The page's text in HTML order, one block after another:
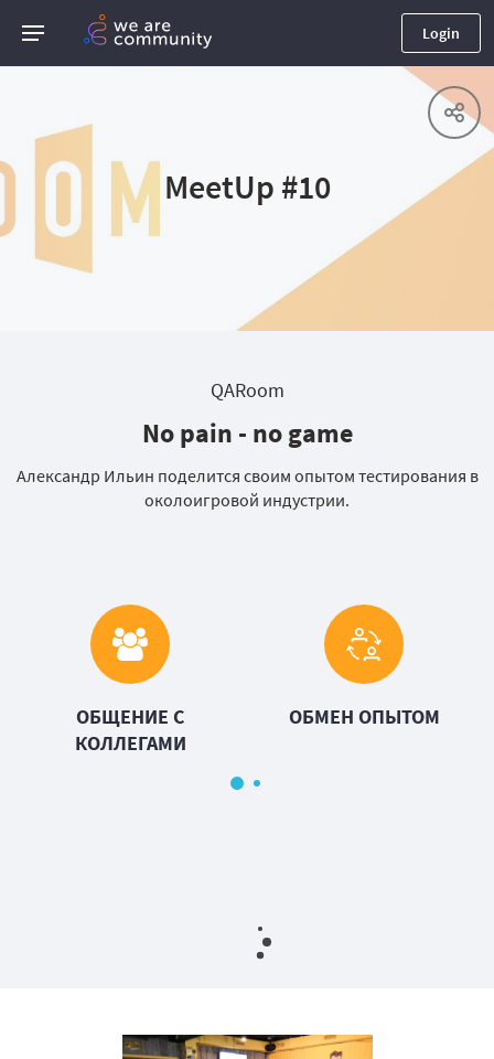
Login
MeetUp #10
QARoom
No pain - no game
Александр Ильин поделится своим опытом тестирования в
околоигровой индустрии.
ОБЩЕНИЕ С
КОЛЛЕГАМИ
ОБМЕН ОПЫТОМ